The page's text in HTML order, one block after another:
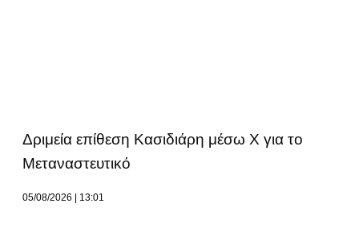
Δριμεία επίθεση Κασιδιάρη μέσω Χ για το
Μεταναστευτικό
05/08/2026 13:01